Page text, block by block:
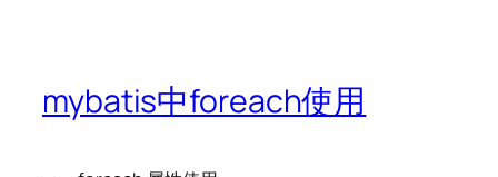
mybatis中foreach使用